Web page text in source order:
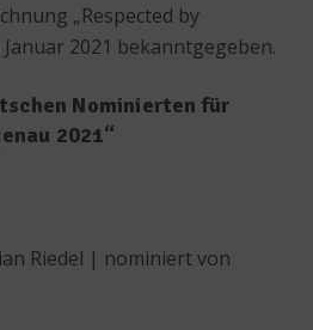
„Respected by
2021 bekanntgegeben.
Nominierten für
2021“
Riedel | nominiert von